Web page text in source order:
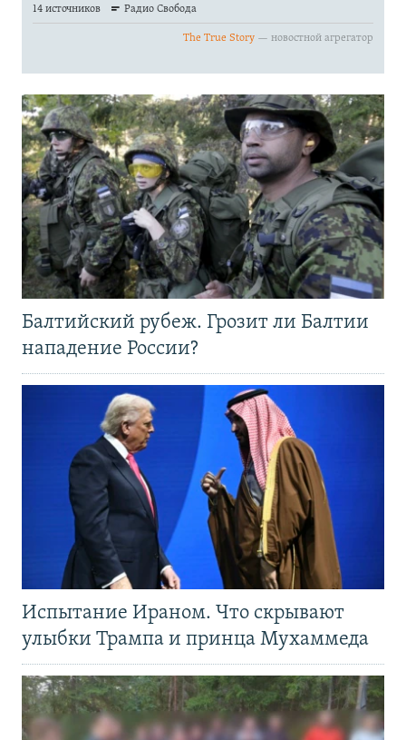
Балтийский рубеж. Грозит ли Балтии
нападение России?
Испытание Ираном. Что скрывают
улыбки Трампа и принца Мухаммеда